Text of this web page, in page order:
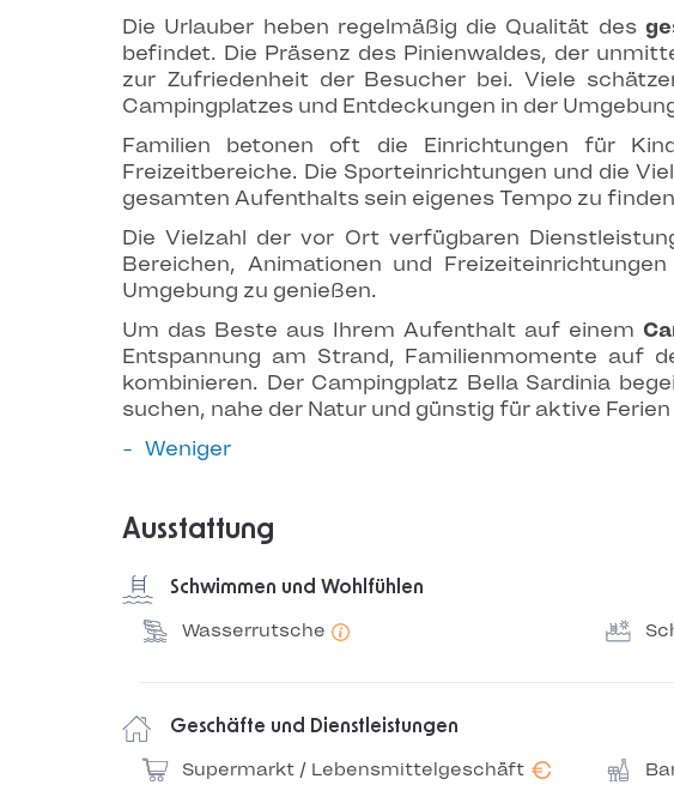
Die Urlauber heben regelmäßig die Qualität des
befindet. Die Präsenz des Pinienwaldes, der
zur Zufriedenheit der Besucher bei. Viele
Campingplatzes und Entdeckungen in der
Familien betonen oft die Einrichtungen für
Freizeitbereiche. Die Sporteinrichtungen und die
gesamten Aufenthalts sein eigenes Tempo zu
Die Vielzahl der vor Ort verfügbaren
Bereichen, Animationen und
Umgebung zu genießen.
Um das Beste aus Ihrem Aufenthalt auf einem
Entspannung am Strand, Familienmomente auf
kombinieren. Der Campingplatz Bella Sardinia
suchen, nahe der Natur und günstig für aktive
Weniger
Ausstattung
Schwimmen und Wohlfühlen
Wasserrutsche
Geschäfte und Dienstleistungen
Supermarkt / Lebensmittelgeschäft €